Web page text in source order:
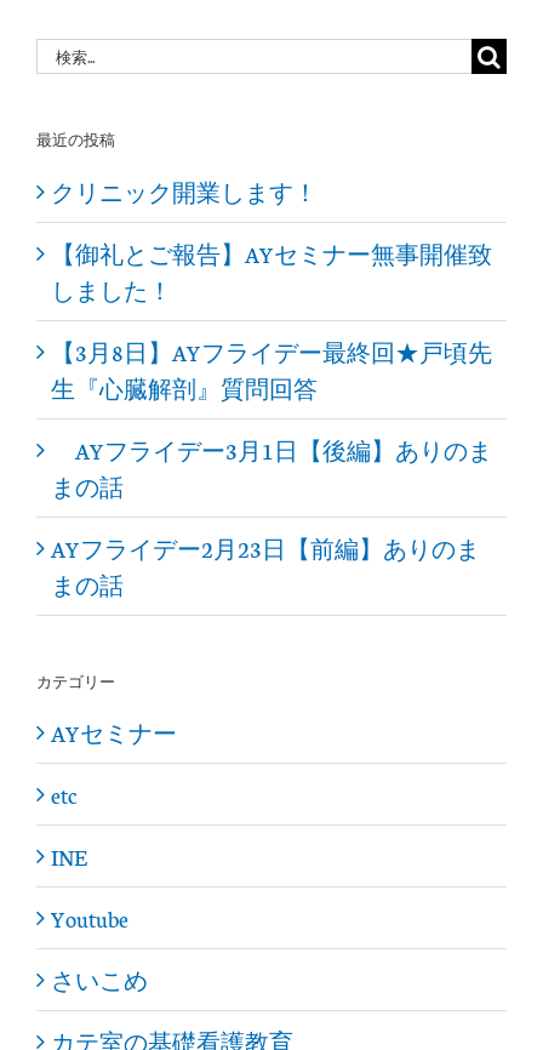
検
…
最近の投稿
クリニック開業します！
【御礼とご報告】AYセミナー無事開催致
しました！
【3月8日】AYフライデー最終回★戸頃先
生『心臓解剖』質問回答
AYフライデー3月1日【後編】ありのま
まの話
AYフライデー2月23日【前編】ありのま
まの話
カテゴリー
AYセミナー
etc
INE
Youtube
さいこめ
カテ室の基礎看護教育